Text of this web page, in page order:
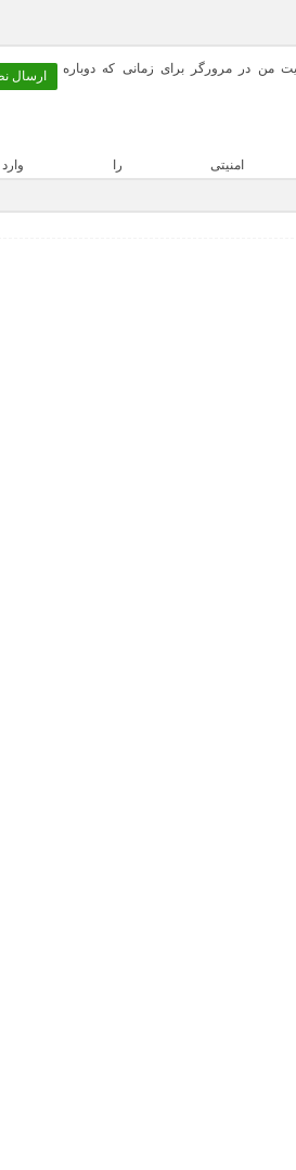
ارسال
من در مرورگر برای زمانی که دوباره
امنیتی را